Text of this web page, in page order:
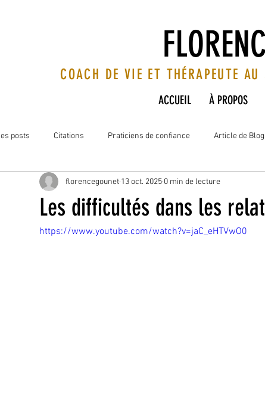
COACH DE VIE ET THÉRAPEUTE
ACCUEIL À PROPOS
posts Citations Praticiens de confiance Article de Blog
Les difficultés dans les
florencegounet 13 oct. 2025 0 min de lecture
https://www.youtube.com/watch?v=jaC_eHTVwO0